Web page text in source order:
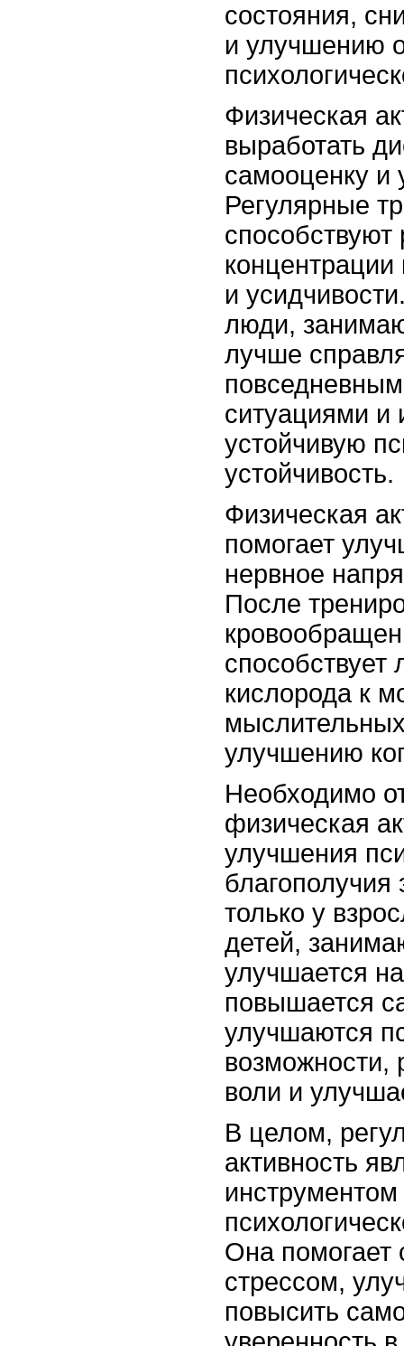
состояния,
и улучшению
Физическая
выработать
самооценку и
Регулярные
способствуют
и
люди,
лучше
ситуациями и
устойчивую
устойчивость.
Физическая
помогает
нервное
После
способствует
кислорода к
улучшению
Необходимо
физическая
улучшения
только у
детей,
улучшается
повышается
улучшаются
возможности,
воли и
В целом,
активность
Она помогает
стрессом,
повысить